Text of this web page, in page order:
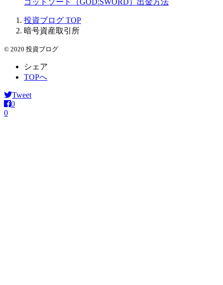
ゴッドソード（GOD:SWORD）出金方法
投資ブログ TOP
暗号資産取引所
© 2020 投資ブログ
シェア
TOPへ
Tweet
0
0